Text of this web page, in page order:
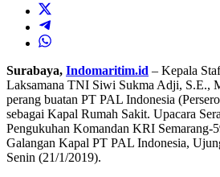
Surabaya, Indomaritim.id – Kepala
Laksamana TNI Siwi Sukma Adji, S.E.,
perang buatan PT PAL Indonesia
sebagai Kapal Rumah Sakit. Upacara
Pengukuhan Komandan KRI Semarang-
Galangan Kapal PT PAL Indonesia,
Senin (21/1/2019).